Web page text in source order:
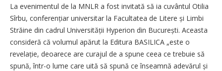
La evenimentul de la MNLR a fost invitată să ia cuvântul Otilia
Sîrbu, conferențiar universitar la Facultatea de Litere și Limbi
Străine din cadrul Universității Hyperion din București. Aceasta
consideră că volumul apărut la Editura BASILICA „este o
revelație, deoarece are curajul de a spune ceea ce trebuie să
spună, într-o lume care uită să spună ce înseamnă adevărul și